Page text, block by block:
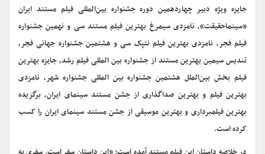
جایزه ویژه دبیر چهاردهمین دوره جشنواره بین‌المللی فیلم مستند ایران
«سینماحقیقت»، نامزدی سیمرغ بهترین فیلم مستند سی و نهمین جشنواره
فیلم فجر، نامزدی بهترین فیلم نتپک سی و هشتمین جشنواره جهانی فجر،
تندیس سیمین بهترین مستند از جشنواره بین المللی فیلم رشد، جایزه بهترین
فیلم بخش بین‌الملل هشتمین جشنواره بین المللی جشنواره شهر، نامزدی
بهترین فیلم و بهترین صداگذاری از جشن مستند سینمای ایران، برگزیده
بهترین فیلمبرداری و بهترین موسیقی از جشن مستند سینمای ایران را کسب
کرده است.